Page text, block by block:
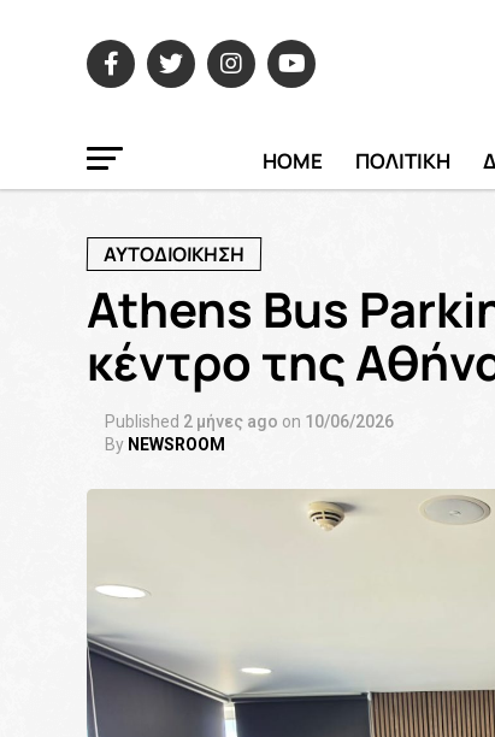
HOME ΠΟΛΙΤΙΚΗ
ΑΥΤΟΔΙΟΙΚΗΣΗ
Athens Bus
κέντρο της
Published 2 μήνες ago on 10/06/2026
By NEWSROOM